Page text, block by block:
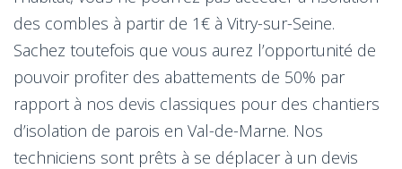
des combles à partir de 1€ à Vitry-sur-Seine.
Sachez toutefois que vous aurez l’opportunité de
pouvoir profiter des abattements de 50% par
rapport à nos devis classiques pour des chantiers
d’isolation de parois en Val-de-Marne. Nos
techniciens sont prêts à se déplacer à un devis